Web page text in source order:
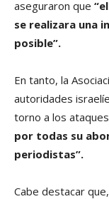
aseguraron que
se realizara una
posible”.
En tanto, la
autoridades
torno a los
por todas su
periodistas”.
Cabe destacar